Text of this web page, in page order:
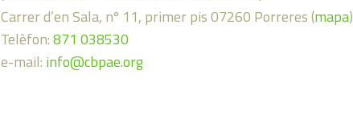
Carrer d’en Sala, nº 11, primer pis 07260 Porreres (mapa)
Telèfon:871 038530
e-mail: info@cbpae.org